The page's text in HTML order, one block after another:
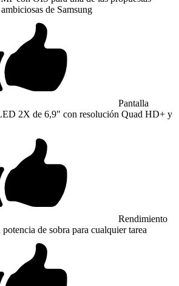
de Samsung
Pantalla
2X de 6,9" con resolución Quad HD+ y
Rendimiento
de sobra para cualquier tarea